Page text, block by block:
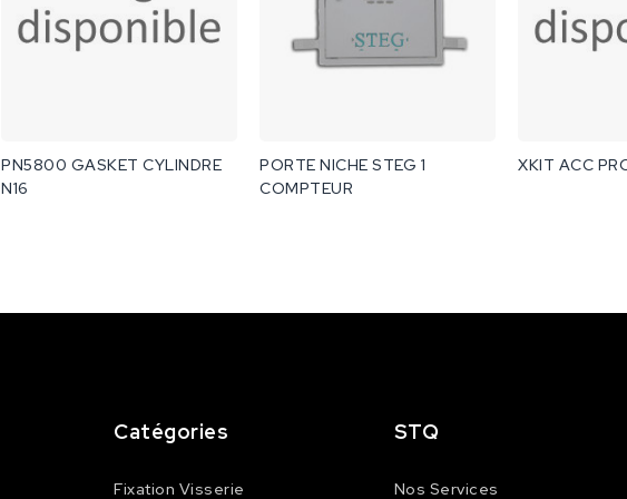
PN5800 GASKET CYLINDRE
N16
PORTE NICHE STEG 1
COMPTEUR
XKIT ACC
Catégories
Fixation Visserie
STQ
Nos Services